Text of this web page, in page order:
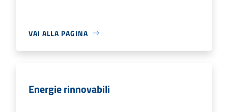
VAI ALLA PAGINA
Energie rinnovabili